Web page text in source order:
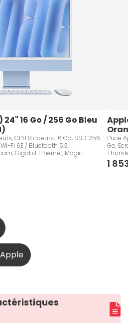
16 Go / 256 Go Bleu
GPU 8 coeurs, 16 Go, SSD 256
Fi 6E / Bluetooth 5.3,
Gigabit Ethernet, Magic
Puce
Go,
ID,
1